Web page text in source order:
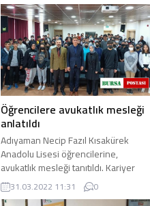
Öğrencilere avukatlık mesleği
anlatıldı
Adıyaman Necip Fazıl Kısakürek
Anadolu Lisesi öğrencilerine,
avukatlık mesleği tanıtıldı. Kariyer
günleri etkinlikleri çerçevesinde
Necip Fazıl ...
31.03.2022 11:31 0